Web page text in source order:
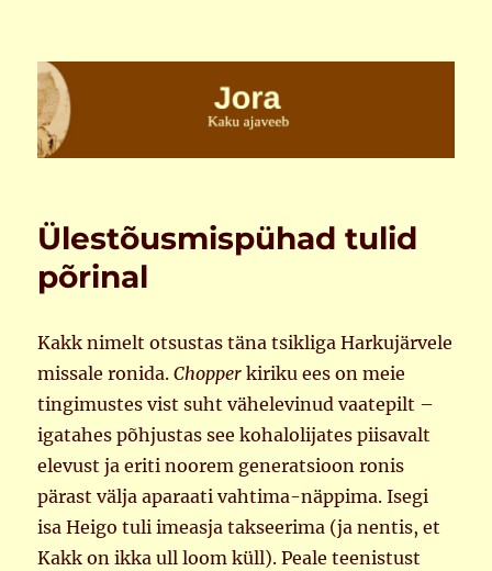
Jora
Ülestõusmispühad tulid
põrinal
Kakk nimelt otsustas täna tsikliga Harkujärvele
missale ronida.Chopper kiriku ees on meie
tingimustes vist suht vähelevinud vaatepilt –
igatahes põhjustas see kohalolijates piisavalt
elevust ja eriti noorem generatsioon ronis
pärast välja aparaati vahtima-näppima. Isegi
isa Heigo tuli imeasja takseerima (ja nentis, et
Kakk on ikka ull loom küll). Peale teenistust